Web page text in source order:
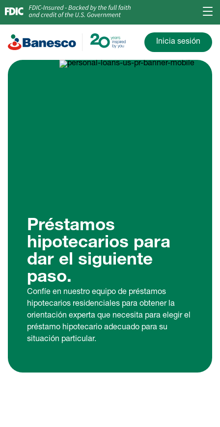
Inicia sesión
Préstamos
hipotecarios para
dar el siguiente
paso.
Confíe en nuestro equipo de préstamos
hipotecarios residenciales para obtener la
orientación experta que necesita para elegir el
préstamo hipotecario adecuado para su
situación particular.